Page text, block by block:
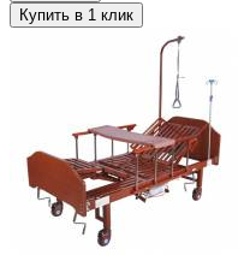
Купить в 1 клик